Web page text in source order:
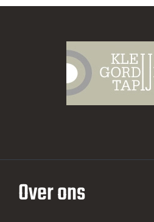
Over ons